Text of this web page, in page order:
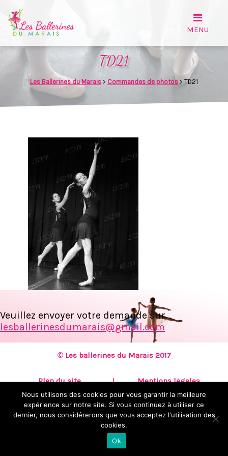
TD21
Les Ballerines du Marais > Commandes de photos>TD21
Veuillez envoyer votre demande sur
lesballerinesdumarais@gmail.com
© Les ballerines du Marais 2017
Plan du site Mentions légales
Création : KOOKline
Nous utilisons des cookies pour vous garantir la meilleure
expérience sur notre site. Si vous continuez à utiliser ce
dernier, nous considérerons que vous acceptez l'utilisation des
cookies.
Ok